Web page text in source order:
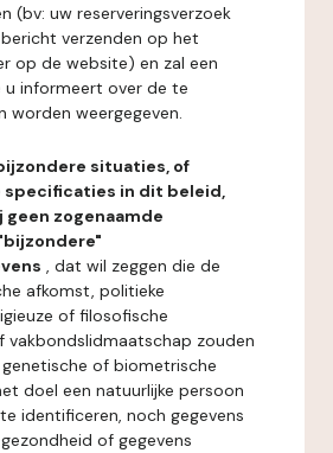
(bv: uw reserveringsverzoek
verzenden op het
op de website) en zal een
informeert over de te
worden weergegeven.
situaties, of
in dit beleid,
geen zogenaamde
, dat wil zeggen die de
afkomst, politieke
of filosofische
vakbondslidmaatschap zouden
of biometrische
doel een natuurlijke persoon
identificeren, noch gegevens
of gegevens